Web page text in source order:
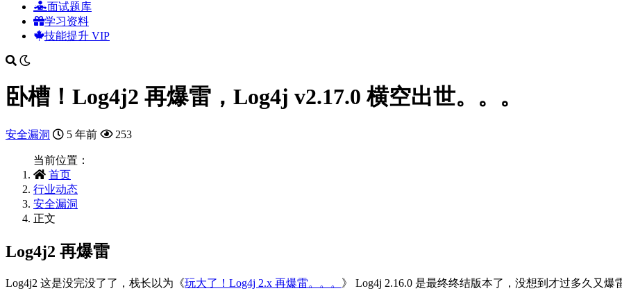
面试题库
学习资料
技能提升 VIP
卧槽！Log4j2 再爆雷，Log4j v2.17.0 横空出世。。。
安全漏洞 5 年前 253
当前位置：
首页
行业动态
安全漏洞
正文
Log4j2 再爆雷
Log4j2 这是没完没了了，栈长以为《玩大了！Log4j 2.x 再爆雷。。。 》 Log4j 2.16.0 是最终终结版本了，没想到才过多久又爆